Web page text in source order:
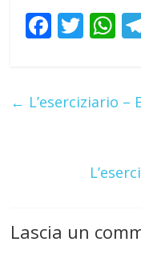
F
b
T
er
W
s
p
← L’eserciziario –
Lascia un